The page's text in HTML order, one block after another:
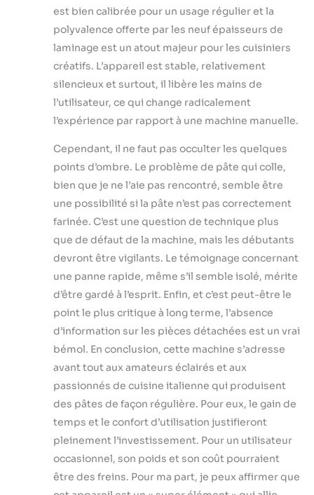
est bien calibrée pour un usage régulier et la
polyvalence offerte par les neuf épaisseurs de
laminage est un atout majeur pour les cuisiniers
créatifs. L’appareil est stable, relativement
silencieux et surtout, il libère les mains de
l’utilisateur, ce qui change radicalement
l’expérience par rapport à une machine manuelle.
Cependant, il ne faut pas occulter les quelques
points d’ombre. Le problème de pâte qui colle,
bien que je ne l’aie pas rencontré, semble être
une possibilité si la pâte n’est pas correctement
farinée. C’est une question de technique plus
que de défaut de la machine, mais les débutants
devront être vigilants. Le témoignage concernant
une panne rapide, même s’il semble isolé, mérite
d’être gardé à l’esprit. Enfin, et c’est peut-être le
point le plus critique à long terme, l’absence
d’information sur les pièces détachées est un vrai
bémol. En conclusion, cette machine s’adresse
avant tout aux amateurs éclairés et aux
passionnés de cuisine italienne qui produisent
des pâtes de façon régulière. Pour eux, le gain de
temps et le confort d’utilisation justifieront
pleinement l’investissement. Pour un utilisateur
occasionnel, son poids et son coût pourraient
être des freins. Pour ma part, je peux affirmer que